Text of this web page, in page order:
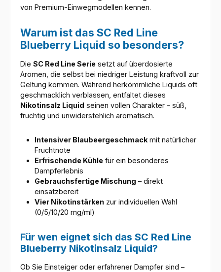
von Premium-Einwegmodellen kennen.
Warum ist das SC Red Line
Blueberry Liquid so besonders?
Die SC Red Line Serie setzt auf überdosierte
Aromen, die selbst bei niedriger Leistung kraftvoll zur
Geltung kommen. Während herkömmliche Liquids oft
geschmacklich verblassen, entfaltet dieses
Nikotinsalz Liquid seinen vollen Charakter – süß,
fruchtig und unwiderstehlich aromatisch.
Intensiver Blaubeergeschmackmit natürlicher
Fruchtnote
Erfrischende Kühlefür ein besonderes
Dampferlebnis
Gebrauchsfertige Mischung – direkt
einsatzbereit
Vier Nikotinstärkenzur individuellen Wahl
(0/5/10/20 mg/ml)
Für wen eignet sich das SC Red Line
Blueberry Nikotinsalz Liquid?
Ob Sie Einsteiger oder erfahrener Dampfer sind –